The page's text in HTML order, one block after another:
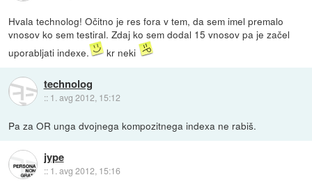
Hvala technolog! Očitno je res fora v tem, da sem imel premalo
vnosov ko sem testiral. Zdaj ko sem dodal 15 vnosov pa je začel
uporabljati indexe.
kr neki
technolog
:: 1. avg 2012, 15:12
Pa za OR unga dvojnega kompozitnega indexa ne rabiš.
jype
:: 1. avg 2012, 15:16